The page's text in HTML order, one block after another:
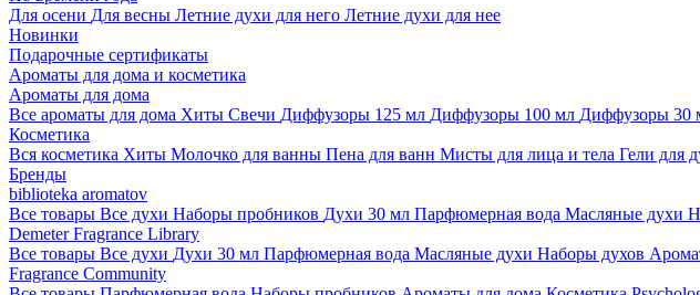
Для осени Для весны Летние духи для него Летние духи для нее
Новинки
Подарочные сертификаты
Ароматы для дома и косметика
Ароматы для дома
Все ароматы для дома Хиты Свечи Диффузоры 125 мл Диффузоры 100 мл Диффузоры 30
Косметика
Вся косметика Хиты Молочко для ванны Пена для ванн Мисты для лица и тела Гели для
Бренды
biblioteka aromatov
Все товары Все духи Наборы пробников Духи 30 мл Парфюмерная вода Масляные духи
Demeter Fragrance Library
Все товары Все духи Духи 30 мл Парфюмерная вода Масляные духи Наборы духов
Fragrance Community